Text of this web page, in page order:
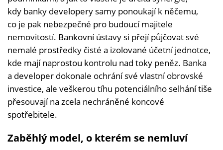
kdy banky developery samy ponoukají k něčemu,
co je pak nebezpečné pro budoucí majitele
nemovitostí. Bankovní ústavy si přejí půjčovat své
nemalé prostředky čisté a izolované účetní jednotce,
kde mají naprostou kontrolu nad toky peněz. Banka
a developer dokonale ochrání své vlastní obrovské
investice, ale veškerou tíhu potenciálního selhání tiše
přesouvají na zcela nechráněné koncové
spotřebitele.
Zaběhlý model, o kterém se nemluví